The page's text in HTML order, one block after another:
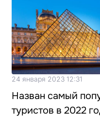
24 января 2023 12:31
Назван самый
туристов в 2022